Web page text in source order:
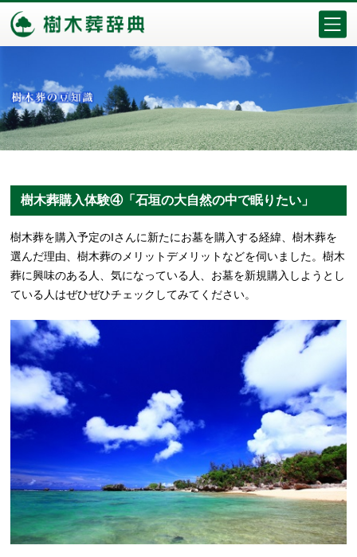
樹木葬購入体験④「石垣の大自然の中で眠りたい」
樹木葬を購入予定のIさんに新たにお墓を購入する経緯、樹木葬を
選んだ理由、樹木葬のメリットデメリットなどを伺いました。樹木
葬に興味のある人、気になっている人、お墓を新規購入しようとし
ている人はぜひぜひチェックしてみてください。